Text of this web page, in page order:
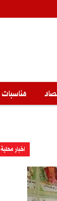
مناسبات
اخبار محلية